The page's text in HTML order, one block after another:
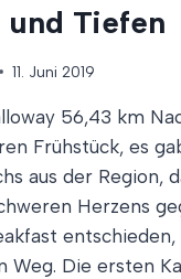
und Tiefen
11. Juni 2019
56,43 km
Frühstück, es
aus der Region,
Herzens
Weg. Die ersten